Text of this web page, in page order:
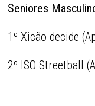
Seniores
1º Xicão decide
2º ISO Streetball